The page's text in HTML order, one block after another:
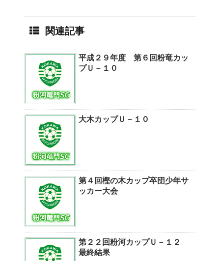
関連記事
平成２９年度 第６回粉竜カッ
プＵ－１０
大木カップＵ－１０
第４回樫の木カップ卒団少年サ
ッカー大会
第２２回粉河カップＵ－１２
最終結果